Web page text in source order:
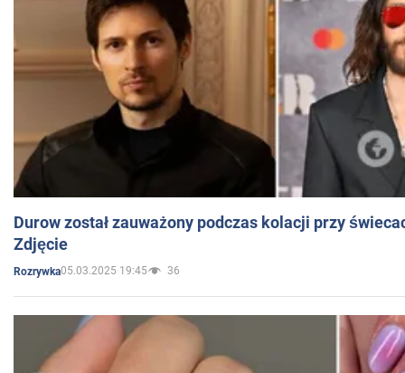
Durow został zauważony podczas kolacji przy
Zdjęcie
Rozrywka05.03.2025 19:45 36